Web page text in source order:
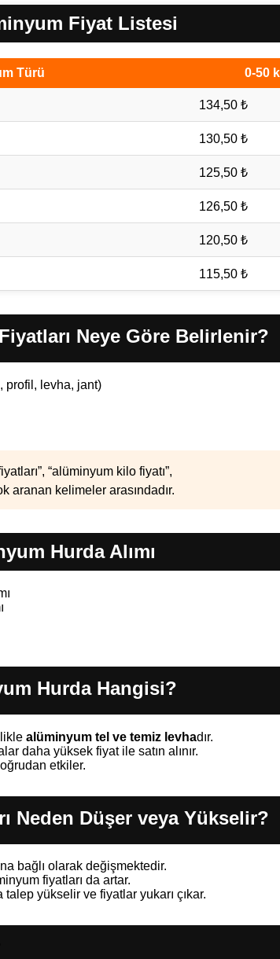
Fiyat Listesi
Türü 0-50
134,50 ₺
130,50 ₺
125,50 ₺
126,50 ₺
120,50 ₺
115,50 ₺
Neye Göre Belirlenir?
profil, levha, jant)
“alüminyum kilo fiyatı”,
aranan kelimeler arasındadır.
Hurda Alımı
Hurda Hangisi?
alüminyum tel ve temiz levhadır.
daha yüksek fiyat ile satın alınır.
etkiler.
Neden Düşer veya Yükselir?
bağlı olarak değişmektedir.
fiyatları da artar.
yükselir ve fiyatlar yukarı çıkar.